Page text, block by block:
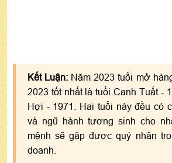
Kết Luận: Năm 2023 tuổi mở
2023 tốt nhất là tuổi Canh Tuất -
Hợi - 1971. Hai tuổi này đều có
và ngũ hành tương sinh cho
mệnh sẽ gặp được quý nhân
doanh.